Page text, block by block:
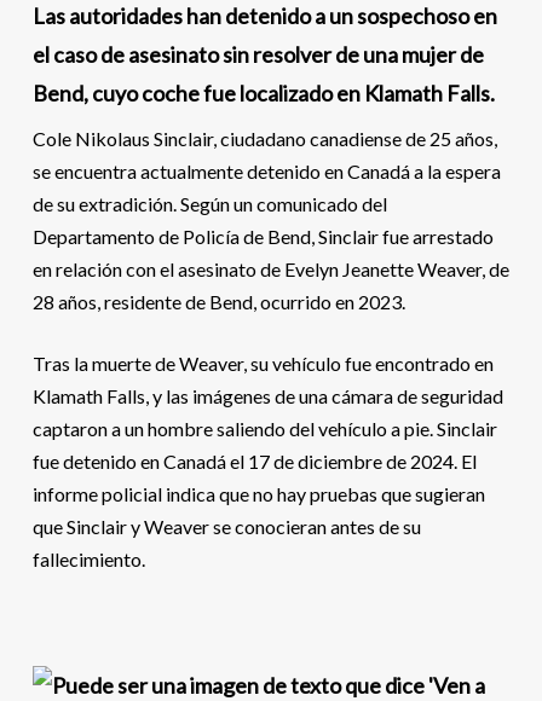
Las autoridades han detenido a un sospechoso en
el caso de asesinato sin resolver de una mujer de
Bend, cuyo coche fue localizado en Klamath Falls.
Cole Nikolaus Sinclair, ciudadano canadiense de 25 años,
se encuentra actualmente detenido en Canadá a la espera
de su extradición. Según un comunicado del
Departamento de Policía de Bend, Sinclair fue arrestado
en relación con el asesinato de Evelyn Jeanette Weaver, de
28 años, residente de Bend, ocurrido en 2023.
Tras la muerte de Weaver, su vehículo fue encontrado en
Klamath Falls, y las imágenes de una cámara de seguridad
captaron a un hombre saliendo del vehículo a pie. Sinclair
fue detenido en Canadá el 17 de diciembre de 2024. El
informe policial indica que no hay pruebas que sugieran
que Sinclair y Weaver se conocieran antes de su
fallecimiento.